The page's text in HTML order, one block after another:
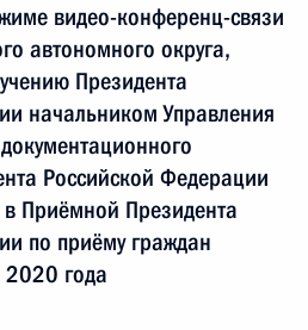
видео-конференц-связи
автономного округа,
Президента
начальником Управления
Российской Федерации
Приёмной Президента
по приёму граждан
2020 года